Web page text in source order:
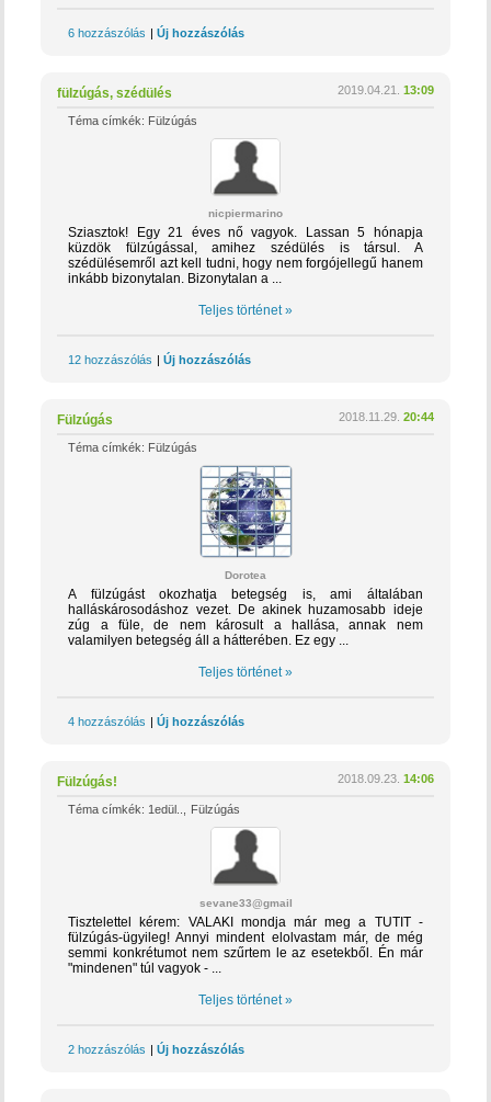
6 hozzászólás |Új hozzászólás
fülzúgás, szédülés 2019.04.21. 13:09
Téma címkék: Fülzúgás
nicpiermarino
Sziasztok! Egy 21 éves nő vagyok. Lassan 5 hónapja
küzdök fülzúgással, amihez szédülés is társul. A
szédülésemről azt kell tudni, hogy nem forgójellegű hanem
inkább bizonytalan. Bizonytalan a ...
Teljes történet »
12 hozzászólás |Új hozzászólás
Fülzúgás 2018.11.29. 20:44
Téma címkék: Fülzúgás
Dorotea
A fülzúgást okozhatja betegség is, ami általában
halláskárosodáshoz vezet. De akinek huzamosabb ideje
zúg a füle, de nem károsult a hallása, annak nem
valamilyen betegség áll a hátterében. Ez egy ...
Teljes történet »
4 hozzászólás |Új hozzászólás
Fülzúgás! 2018.09.23. 14:06
Téma címkék: 1edül.. Fülzúgás
sevane33@gmail.com
Tisztelettel kérem: VALAKI mondja már meg a TUTIT -
fülzúgás-ügyileg! Annyi mindent elolvastam már, de még
semmi konkrétumot nem szűrtem le az esetekből. Én már
"mindenen" túl vagyok - ...
Teljes történet »
2 hozzászólás |Új hozzászólás